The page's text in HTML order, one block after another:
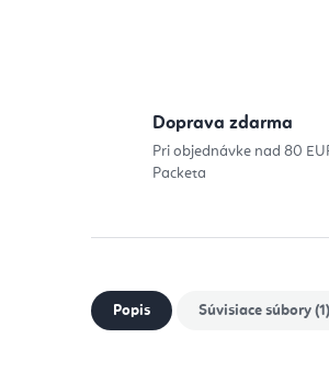
Doprava zdarma
Pri objednávke nad 80
Packeta
Popis Súvisiace súbory (1)